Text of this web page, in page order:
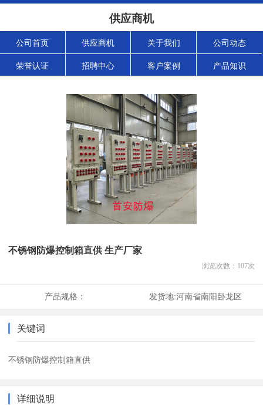
供应商机
公司首页 供应商机 关于我们 公司动态
荣誉认证 招聘中心 客户案例 产品知识
不锈钢防爆控制箱直供 生产厂家
浏览次数： 107次
产品规格： 发货地:河南省南阳卧龙区
关键词
不锈钢防爆控制箱直供
详细说明